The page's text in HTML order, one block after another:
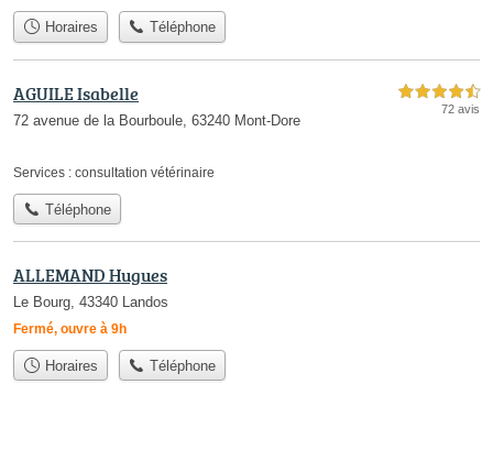
Horaires Téléphone
AGUILE Isabelle
72 avenue de la Bourboule, 63240 Mont-Dore
4,5 étoiles sur 5
72 avis
Services : consultation vétérinaire
Téléphone
ALLEMAND Hugues
Le Bourg, 43340 Landos
Fermé, ouvre à 9h
Horaires Téléphone